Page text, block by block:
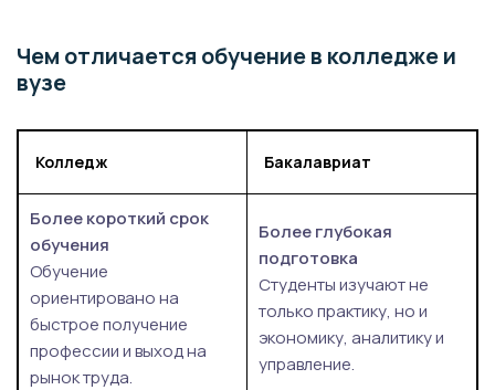
Чем отличается обучение в колледже и
вузе
Колледж Бакалавриат
Более короткий срок
обучения
Обучение
ориентировано на
быстрое получение
профессии и выход на
рынок труда.
Более глубокая
подготовка
Студенты изучают не
только практику, но и
экономику, аналитику и
управление.